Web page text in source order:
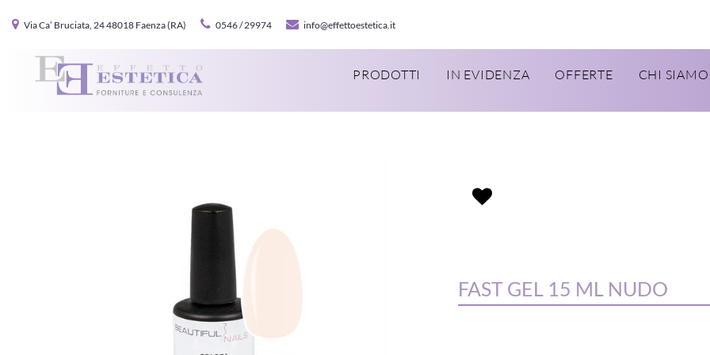
Via Ca’ Bruciata, 24 48018 Faenza (RA) 0546 / 29974 info@effettoestetica.it
PRODOTTI IN EVIDENZA OFFERTE CHI SIAMO
FAST GEL 15 ML NUDO